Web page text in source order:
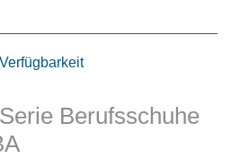
Berufsschuhe